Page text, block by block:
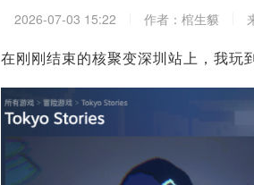
2026-07-03 15:22 作者：棺生貘
在刚刚结束的核聚变深圳站上，我